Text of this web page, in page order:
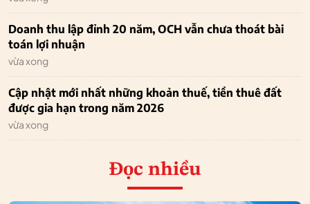
Doanh thu lập đỉnh 20 năm, OCH vẫn chưa thoát bài
toán lợi nhuận
vừa xong
Cập nhật mới nhất những khoản thuế, tiền thuê đất
được gia hạn trong năm 2026
vừa xong
Đọc nhiều